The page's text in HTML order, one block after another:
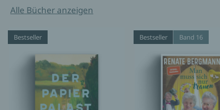
Alle Bücher anzeigen
Bestseller Bestseller Band 16